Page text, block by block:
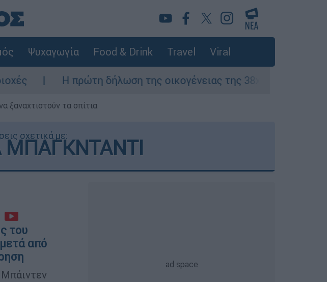
Ψυχαγωγία Food & Drink Travel Viral
δήλωση της οικογένειας της 38χρονης Βρετανίδας που
ξαναχτιστούν τα σπίτια
σχετικά με:
του
από